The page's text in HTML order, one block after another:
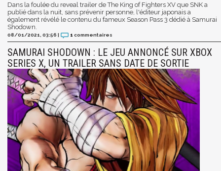
Dans la foulée du reveal trailer de The King of Fighters XV que SNK a
publié dans la nuit, sans prévenir personne, l'éditeur japonais a
également révélé le contenu du fameux Season Pass 3 dédié à Samurai
Shodown.
08/01/2021, 03:56 | 1 commentaires
SAMURAI SHODOWN : LE JEU ANNONCÉ SUR XBOX
SERIES X, UN TRAILER SANS DATE DE SORTIE